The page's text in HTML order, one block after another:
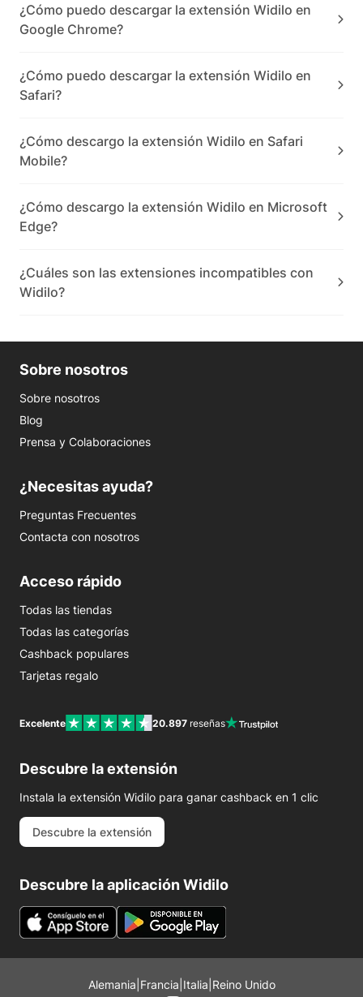
¿Cómo puedo descargar la extensión Widilo en
Google Chrome?
¿Cómo puedo descargar la extensión Widilo en
Safari?
¿Cómo descargo la extensión Widilo en Safari
Mobile?
¿Cómo descargo la extensión Widilo en Microsoft
Edge?
¿Cuáles son las extensiones incompatibles con
Widilo?
Sobre nosotros
Sobre nosotros
Blog
Prensa y Colaboraciones
¿Necesitas ayuda?
Preguntas Frecuentes
Contacta con nosotros
Acceso rápido
Todas las tiendas
Todas las categorías
Cashback populares
Tarjetas regalo
Excelente 20.897 reseñas
Descubre la extensión
Instala la extensión Widilo para ganar cashback en 1 clic
Descubre la extensión
Descubre la aplicación Widilo
Alemania Francia Italia Reino Unido